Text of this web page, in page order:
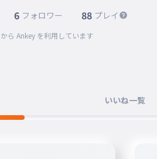
6 フォロワー 88 プレイ
から Ankey を利用しています
いいね一覧